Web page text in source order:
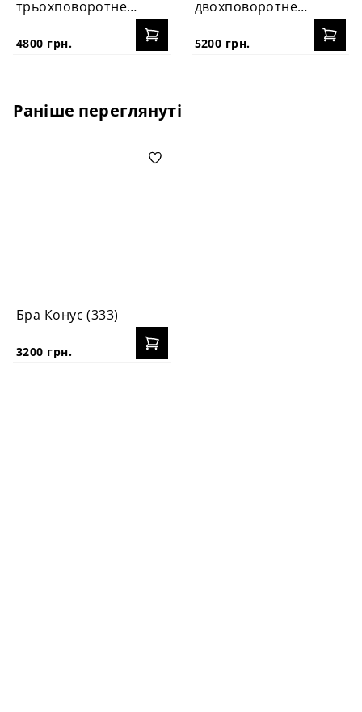
трьохповоротне
4800 грн.
двохповоротне
5200 грн.
Раніше переглянуті
Бра Конус (333)
3200 грн.